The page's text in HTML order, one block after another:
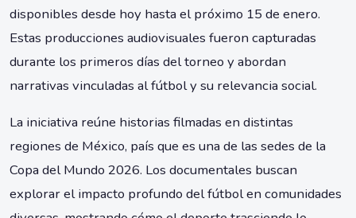
disponibles desde hoy hasta el próximo 15 de enero.
Estas producciones audiovisuales fueron capturadas
durante los primeros días del torneo y abordan
narrativas vinculadas al fútbol y su relevancia social.
La iniciativa reúne historias filmadas en distintas
regiones de México, país que es una de las sedes de la
Copa del Mundo 2026. Los documentales buscan
explorar el impacto profundo del fútbol en comunidades